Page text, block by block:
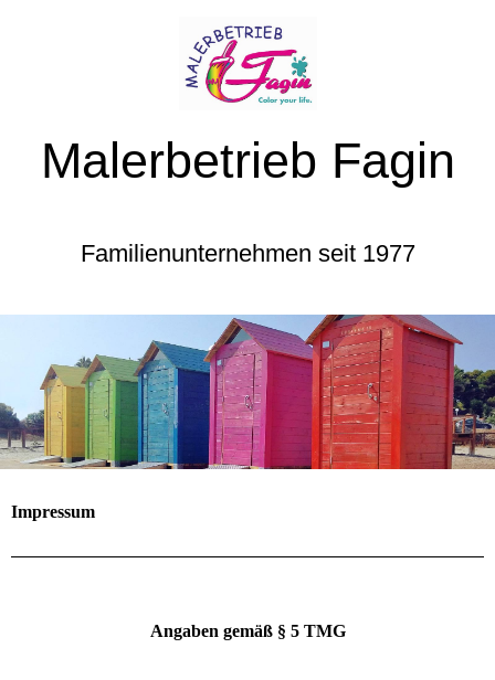
Malerbetrieb Fagin
Familienunternehmen seit 1977
Impressum
Angaben gemäß § 5 TMG